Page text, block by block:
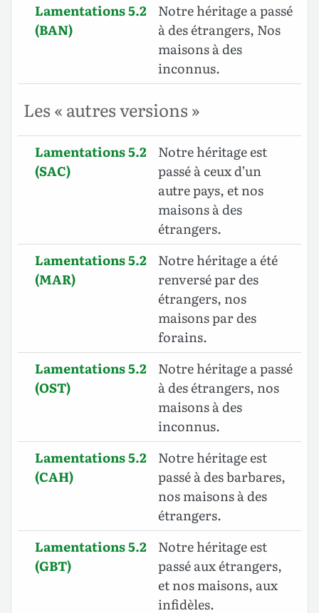
Lamentations 5.2
(BAN)
Notre héritage a passé
à des étrangers, Nos
maisons à des
inconnus.
Les « autres versions »
Lamentations 5.2
(SAC)
Notre héritage est
passé à ceux d’un
autre pays, et nos
maisons à des
étrangers.
Lamentations 5.2
(MAR)
Notre héritage a été
renversé par des
étrangers, nos
maisons par des
forains.
Lamentations 5.2
(OST)
Notre héritage a passé
à des étrangers, nos
maisons à des
inconnus.
Lamentations 5.2
(CAH)
Notre héritage est
passé à des barbares,
nos maisons à des
étrangers.
Lamentations 5.2
(GBT)
Notre héritage est
passé aux étrangers,
et nos maisons, aux
infidèles.